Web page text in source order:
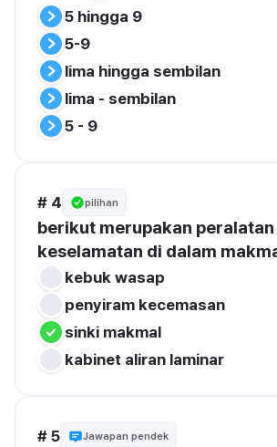
5 hingga 9
5-9
lima hingga sembilan
lima - sembilan
5 - 9
# 4 pilihan
berikut merupakan peralatan
keselamatan di dalam
kebuk wasap
penyiram kecemasan
sinki makmal
kabinet aliran laminar
# 5 Jawapan pendek